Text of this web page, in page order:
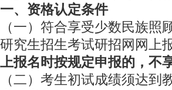
一、资格认定条件
（一）符合享受少数民族
研究生招生考试研招网网上
上报名时按规定申报的，不
（二）考生初试成绩须达